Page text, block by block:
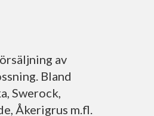
av
Bland
Swerock,
Åkerigrus m.fl.